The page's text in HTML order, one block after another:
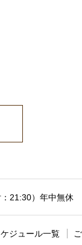
21:30）年中無休
ケジュール一覧 ご